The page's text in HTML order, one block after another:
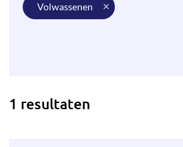
volwassenen
1 resultaten